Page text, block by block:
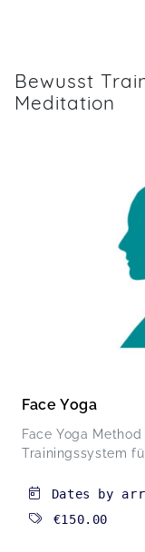
Bewusst
Meditation
Face Yoga
Face Yoga
Trainingssystem
Dates by
€150.00